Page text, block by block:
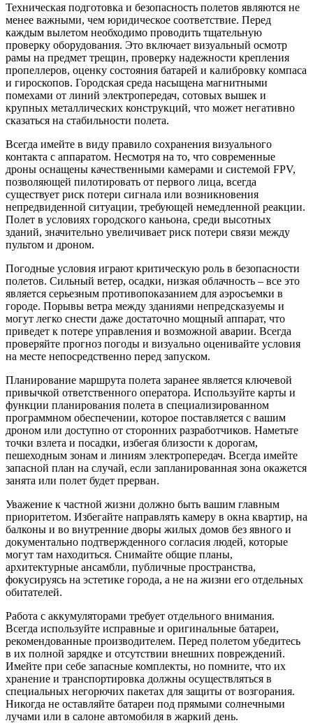
Техническая подготовка и безопасность полетов являются не
менее важными, чем юридическое соответствие. Перед
каждым вылетом необходимо проводить тщательную
проверку оборудования. Это включает визуальный осмотр
рамы на предмет трещин, проверку надежности крепления
пропеллеров, оценку состояния батарей и калибровку компаса
и гироскопов. Городская среда насыщена магнитными
помехами от линий электропередач, сотовых вышек и
крупных металлических конструкций, что может негативно
сказаться на стабильности полета.
Всегда имейте в виду правило сохранения визуального
контакта с аппаратом. Несмотря на то, что современные
дроны оснащены качественными камерами и системой FPV,
позволяющей пилотировать от первого лица, всегда
существует риск потери сигнала или возникновения
непредвиденной ситуации, требующей немедленной реакции.
Полет в условиях городского каньона, среди высотных
зданий, значительно увеличивает риск потери связи между
пультом и дроном.
Погодные условия играют критическую роль в безопасности
полетов. Сильный ветер, осадки, низкая облачность – все это
является серьезным противопоказанием для аэросъемки в
городе. Порывы ветра между зданиями непредсказуемы и
могут легко снести даже достаточно мощный аппарат, что
приведет к потере управления и возможной аварии. Всегда
проверяйте прогноз погоды и визуально оценивайте условия
на месте непосредственно перед запуском.
Планирование маршрута полета заранее является ключевой
привычкой ответственного оператора. Используйте карты и
функции планирования полета в специализированном
программном обеспечении, которое поставляется с вашим
дроном или доступно от сторонних разработчиков. Наметьте
точки взлета и посадки, избегая близости к дорогам,
пешеходным зонам и линиям электропередач. Всегда имейте
запасной план на случай, если запланированная зона окажется
занята или полет будет прерван.
Уважение к частной жизни должно быть вашим главным
приоритетом. Избегайте направлять камеру в окна квартир, на
балконы и во внутренние дворы жилых домов без явного и
документально подтвержденного согласия людей, которые
могут там находиться. Снимайте общие планы,
архитектурные ансамбли, публичные пространства,
фокусируясь на эстетике города, а не на жизни его отдельных
обитателей.
Работа с аккумуляторами требует отдельного внимания.
Всегда используйте исправные и оригинальные батареи,
рекомендованные производителем. Перед полетом убедитесь
в их полной зарядке и отсутствии внешних повреждений.
Имейте при себе запасные комплекты, но помните, что их
хранение и транспортировка должны осуществляться в
специальных негорючих пакетах для защиты от возгорания.
Никогда не оставляйте батареи под прямыми солнечными
лучами или в салоне автомобиля в жаркий день.